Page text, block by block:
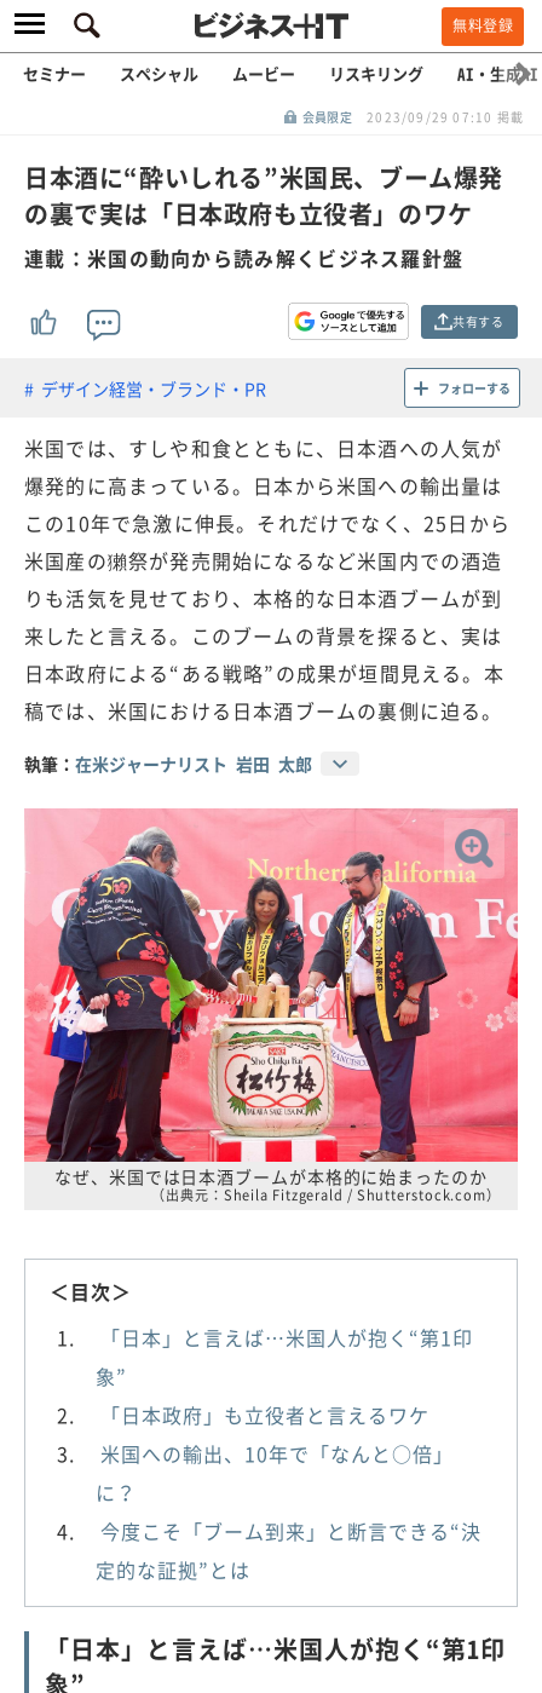
無料登録
セミナー スペシャル ムービー リスキリング AI・生成AI
会員限定 2023/09/29 07:10 掲載
日本酒に“酔いしれる”米国民、ブーム爆発
の裏で実は「日本政府も立役者」のワケ
連載：米国の動向から読み解くビジネス羅針盤
共有する
デザイン経営・ブランド・PR フォローする
米国では、すしや和食とともに、日本酒への人気が
爆発的に高まっている。日本から米国への輸出量は
この10年で急激に伸長。それだけでなく、25日から
米国産の獺祭が発売開始になるなど米国内での酒造
りも活気を見せており、本格的な日本酒ブームが到
来したと言える。このブームの背景を探ると、実は
日本政府による“ある戦略”の成果が垣間見える。本
稿では、米国における日本酒ブームの裏側に迫る。
執筆： 在米ジャーナリスト 岩田 太郎
なぜ、米国では日本酒ブームが本格的に始まったのか
（出典元：Sheila Fitzgerald / Shutterstock.com）
＜目次＞
「日本」と言えば…米国人が抱く“第1印
象”
「日本政府」も立役者と言えるワケ
米国への輸出、10年で「なんと○倍」
に？
今度こそ「ブーム到来」と断言できる“決
定的な証拠”とは
「日本」と言えば…米国人が抱く“第1印
象”